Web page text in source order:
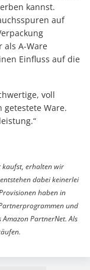
kannst.
auf
als A-Ware
Einfluss auf die
voll
getestete Ware.
kaufst, erhalten wir
dabei keinerlei
haben in
und
PartnerNet. Als